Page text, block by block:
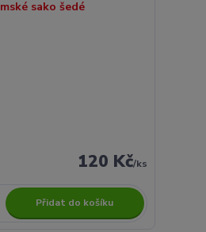
120 Kč/ks
Přidat do košíku